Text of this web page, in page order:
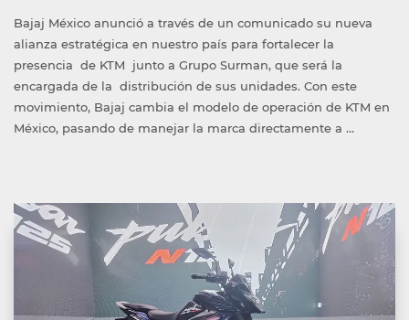
Bajaj México anunció a través de un comunicado su nueva
alianza estratégica en nuestro país para fortalecer la
presencia de KTM junto a Grupo Surman, que será la
encargada de la distribución de sus unidades. Con este
movimiento, Bajaj cambia el modelo de operación de KTM en
México, pasando de manejar la marca directamente a …